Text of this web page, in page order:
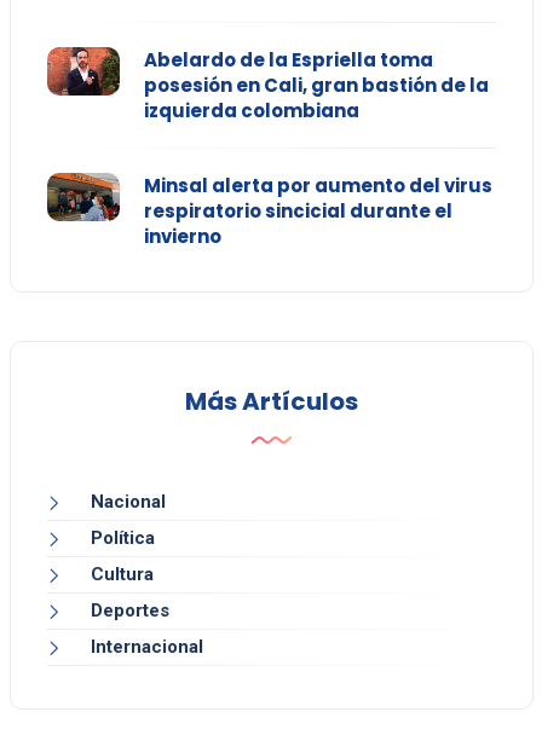
Abelardo de la Espriella toma
posesión en Cali, gran bastión de la
izquierda colombiana
Minsal alerta por aumento del virus
respiratorio sincicial durante el
invierno
Más Artículos
Nacional
Política
Cultura
Deportes
Internacional